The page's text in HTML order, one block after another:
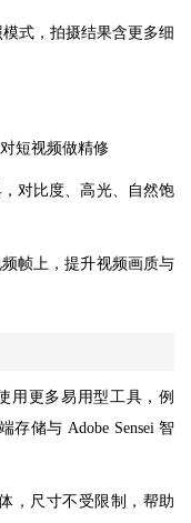
式，拍摄结果含更多细
短视频做精修
对比度、高光、自然饱
帧上，提升视频画质与
用更多易用型工具，例
储与 Adobe Sensei 智
，尺寸不受限制，帮助